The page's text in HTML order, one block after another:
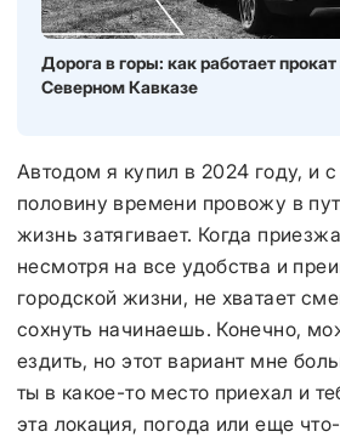
Дорога в горы: как работает
Северном Кавказе
Автодом я купил в 2024 году, и с
половину времени провожу в
жизнь затягивает. Когда
несмотря на все удобства и
городской жизни, не хватает
сохнуть начинаешь. Конечно,
ездить, но этот вариант мне
ты в какое-то место приехал и
эта локация, погода или еще